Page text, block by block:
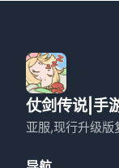
仗剑传说|手
亚服,现行升级版